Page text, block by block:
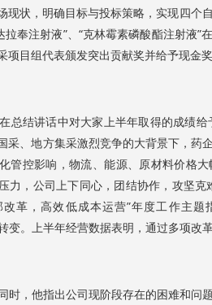
现状，明确目标与投标策略，实现四个
拉奉注射液”、“克林霉素磷酸酯注射液
项目组代表颁发突出贡献奖并给予现金奖
结讲话中对大家上半年取得的成绩给
采、地方集采激烈竞争的大背景下，药
管控影响，物流、能源、原材料价格
力，公司上下同心，团结协作，攻坚
革，高效低成本运营”年度工作主
变。上半年经营数据表明，通过多项改
，他指出公司现阶段存在的困难和问